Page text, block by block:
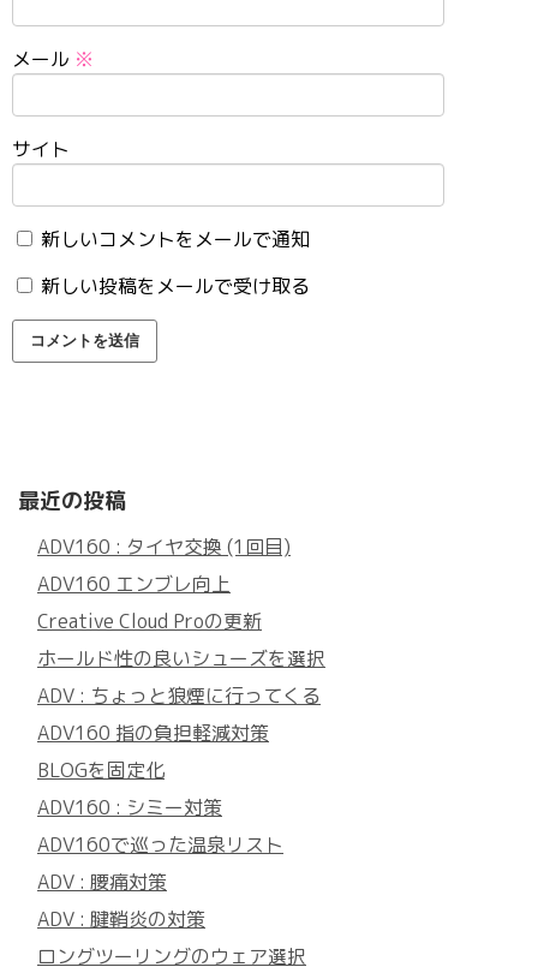
メール ※
サイト
新しいコメントをメールで通知
新しい投稿をメールで受け取る
最近の投稿
ADV160 : タイヤ交換 (1回目)
ADV160 エンブレ向上
Creative Cloud Proの更新
ホールド性の良いシューズを選択
ADV : ちょっと狼煙に行ってくる
ADV160 指の負担軽減対策
BLOGを固定化
ADV160 : シミー対策
ADV160で巡った温泉リスト
ADV : 腰痛対策
ADV : 腱鞘炎の対策
ロングツーリングのウェア選択